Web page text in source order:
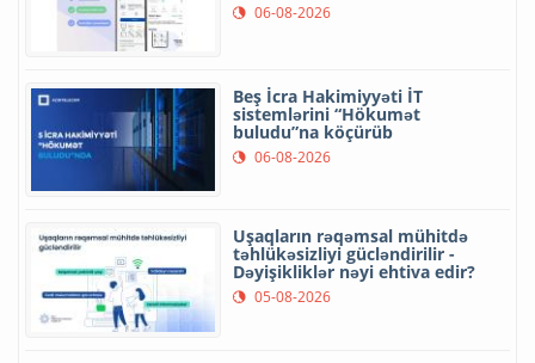
06-08-2026
Beş İcra Hakimiyyəti İT
sistemlərini “Hökumət
buludu”na köçürüb
06-08-2026
Uşaqların rəqəmsal mühitdə
təhlükəsizliyi gücləndirilir -
Dəyişikliklər nəyi ehtiva edir?
05-08-2026